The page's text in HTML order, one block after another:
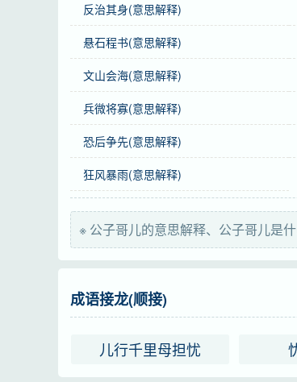
用法 作主语、宾语、定语；指男性。
谜语 侄
近义词 纨绔子弟
英语 pampered son of a wealthy
法语 fils à papa（gosse de riche）
字义分解
反治其身(意思解释)
悬石程书(意思解释)
文山会海(意思解释)
兵微将寡(意思解释)
恐后争先(意思解释)
狂风暴雨(意思解释)
※ 公子哥儿的意思解释、公子哥儿是
成语接龙(顺接)
儿行千里母担忧